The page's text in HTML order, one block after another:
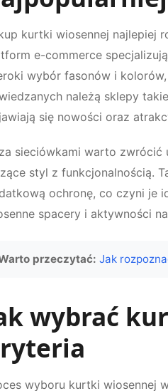
kurtki wiosennej najlepiej
e-commerce
wybór fasonów i
należą sklepy
się nowości oraz
sieciówkami warto
styl z funkcjonalnością.
ochronę, co czyni je
spacery i aktywności
przeczytać: Jak
wybrać
wyboru kurtki wiosennej